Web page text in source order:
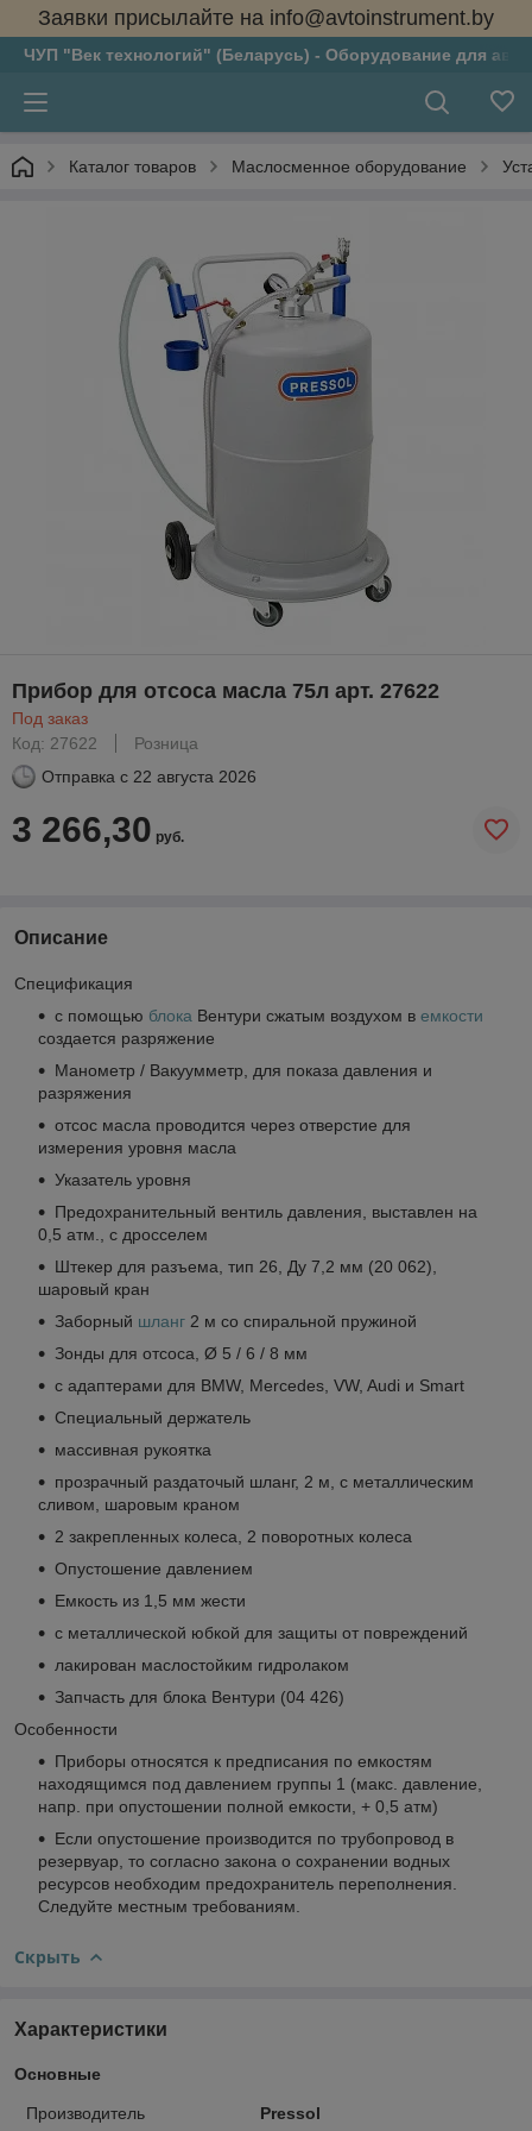
Заявки присылайте на info@avtoinstrument.by
ЧУП "Век технологий" (Беларусь) - Оборудование для
Каталог товаров Маслосменное оборудование
Прибор для отсоса масла 75л арт. 27622
Под заказ
Код: 27622
Розница
Отправка с 22 августа 2026
3 266,30 руб.
Описание
Спецификация
с помощью блока Вентури сжатым воздухом в емкости
создается разряжение
Манометр / Вакуумметр, для показа давления и
разряжения
отсос масла проводится через отверстие для
измерения уровня масла
Указатель уровня
Предохранительный вентиль давления, выставлен на
0,5 атм., с дросселем
Штекер для разъема, тип 26, Ду 7,2 мм (20 062),
шаровый кран
Заборный шланг 2 м со спиральной пружиной
Зонды для отсоса, Ø 5 / 6 / 8 мм
с адаптерами для BMW, Mercedes, VW, Audi и Smart
Специальный держатель
массивная рукоятка
прозрачный раздаточый шланг, 2 м, с металлическим
сливом, шаровым краном
2 закрепленных колеса, 2 поворотных колеса
Опустошение давлением
Емкость из 1,5 мм жести
с металлической юбкой для защиты от повреждений
лакирован маслостойким гидролаком
Запчасть для блока Вентури (04 426)
Особенности
Приборы относятся к предписания по емкостям
находящимся под давлением группы 1 (макс. давление,
напр. при опустошении полной емкости, + 0,5 атм)
Если опустошение производится по трубопровод в
резервуар, то согласно закона о сохранении водных
ресурсов необходим предохранитель переполнения.
Следуйте местным требованиям.
Скрыть
Характеристики
Основные
Производитель Pressol